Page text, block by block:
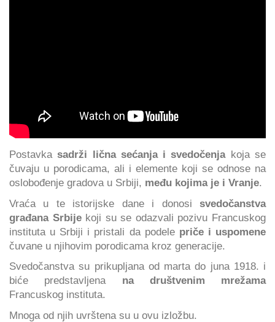
Postavkasadrži lična sećanja i svedočenjakoja se
čuvaju u porodicama, ali i elemente koji se odnose na
oslobođenje gradova u Srbiji, među kojima je i Vranje.
Vraća u te istorijske dane i donosi svedočanstva
građana Srbijekoji su se odazvali pozivu Francuskog
instituta u Srbiji i pristali da podele priče i uspomene
čuvane u njihovim porodicama kroz generacije.
Svedočanstva su prikupljana od marta do juna 1918. i
biće predstavljena na društvenim mrežama
Francuskog instituta.
Mnoga od njih uvrštena su u ovu izložbu.